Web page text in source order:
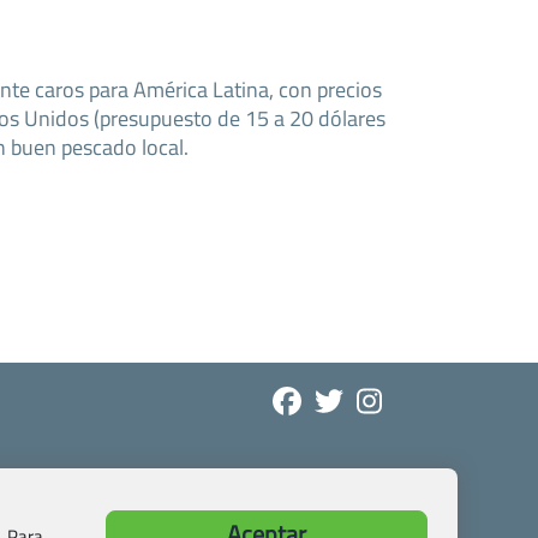
caros para América Latina, con precios
Unidos (presupuesto de 15 a 20 dólares
pescado local.